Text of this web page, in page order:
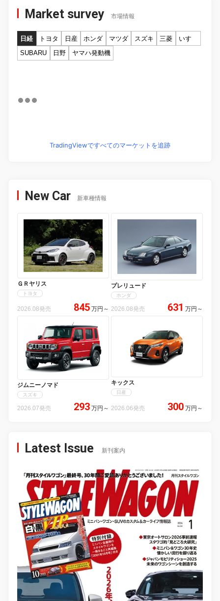
Market survey 市場情報
日経 トヨタ 日産 ホンダ マツダ スズキ 三菱
いすゞ
SUBARU
日野 ヤマハ発動機
TradingViewですべてのマーケットを追跡
New Car 新車種情報
ＧＲヤリス
トヨタ
2026.08発売 845 万円 ～
プレリュード
ホンダ
2026.08発売 631 万円 ～
ジムニーノマド
スズキ
2026.07発売 293 万円 ～
キックス
日産
2026.06発売 300 万円 ～
Latest Issue 新刊案内